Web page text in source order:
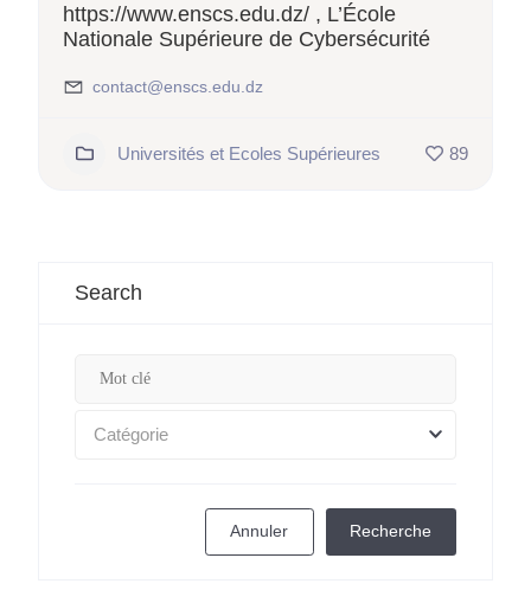
https://www.enscs.edu.dz/ , L’École
Nationale Supérieure de Cybersécurité
contact@enscs.edu.dz
Universités et Ecoles Supérieures 89
Search
Catégorie
Annuler Recherche